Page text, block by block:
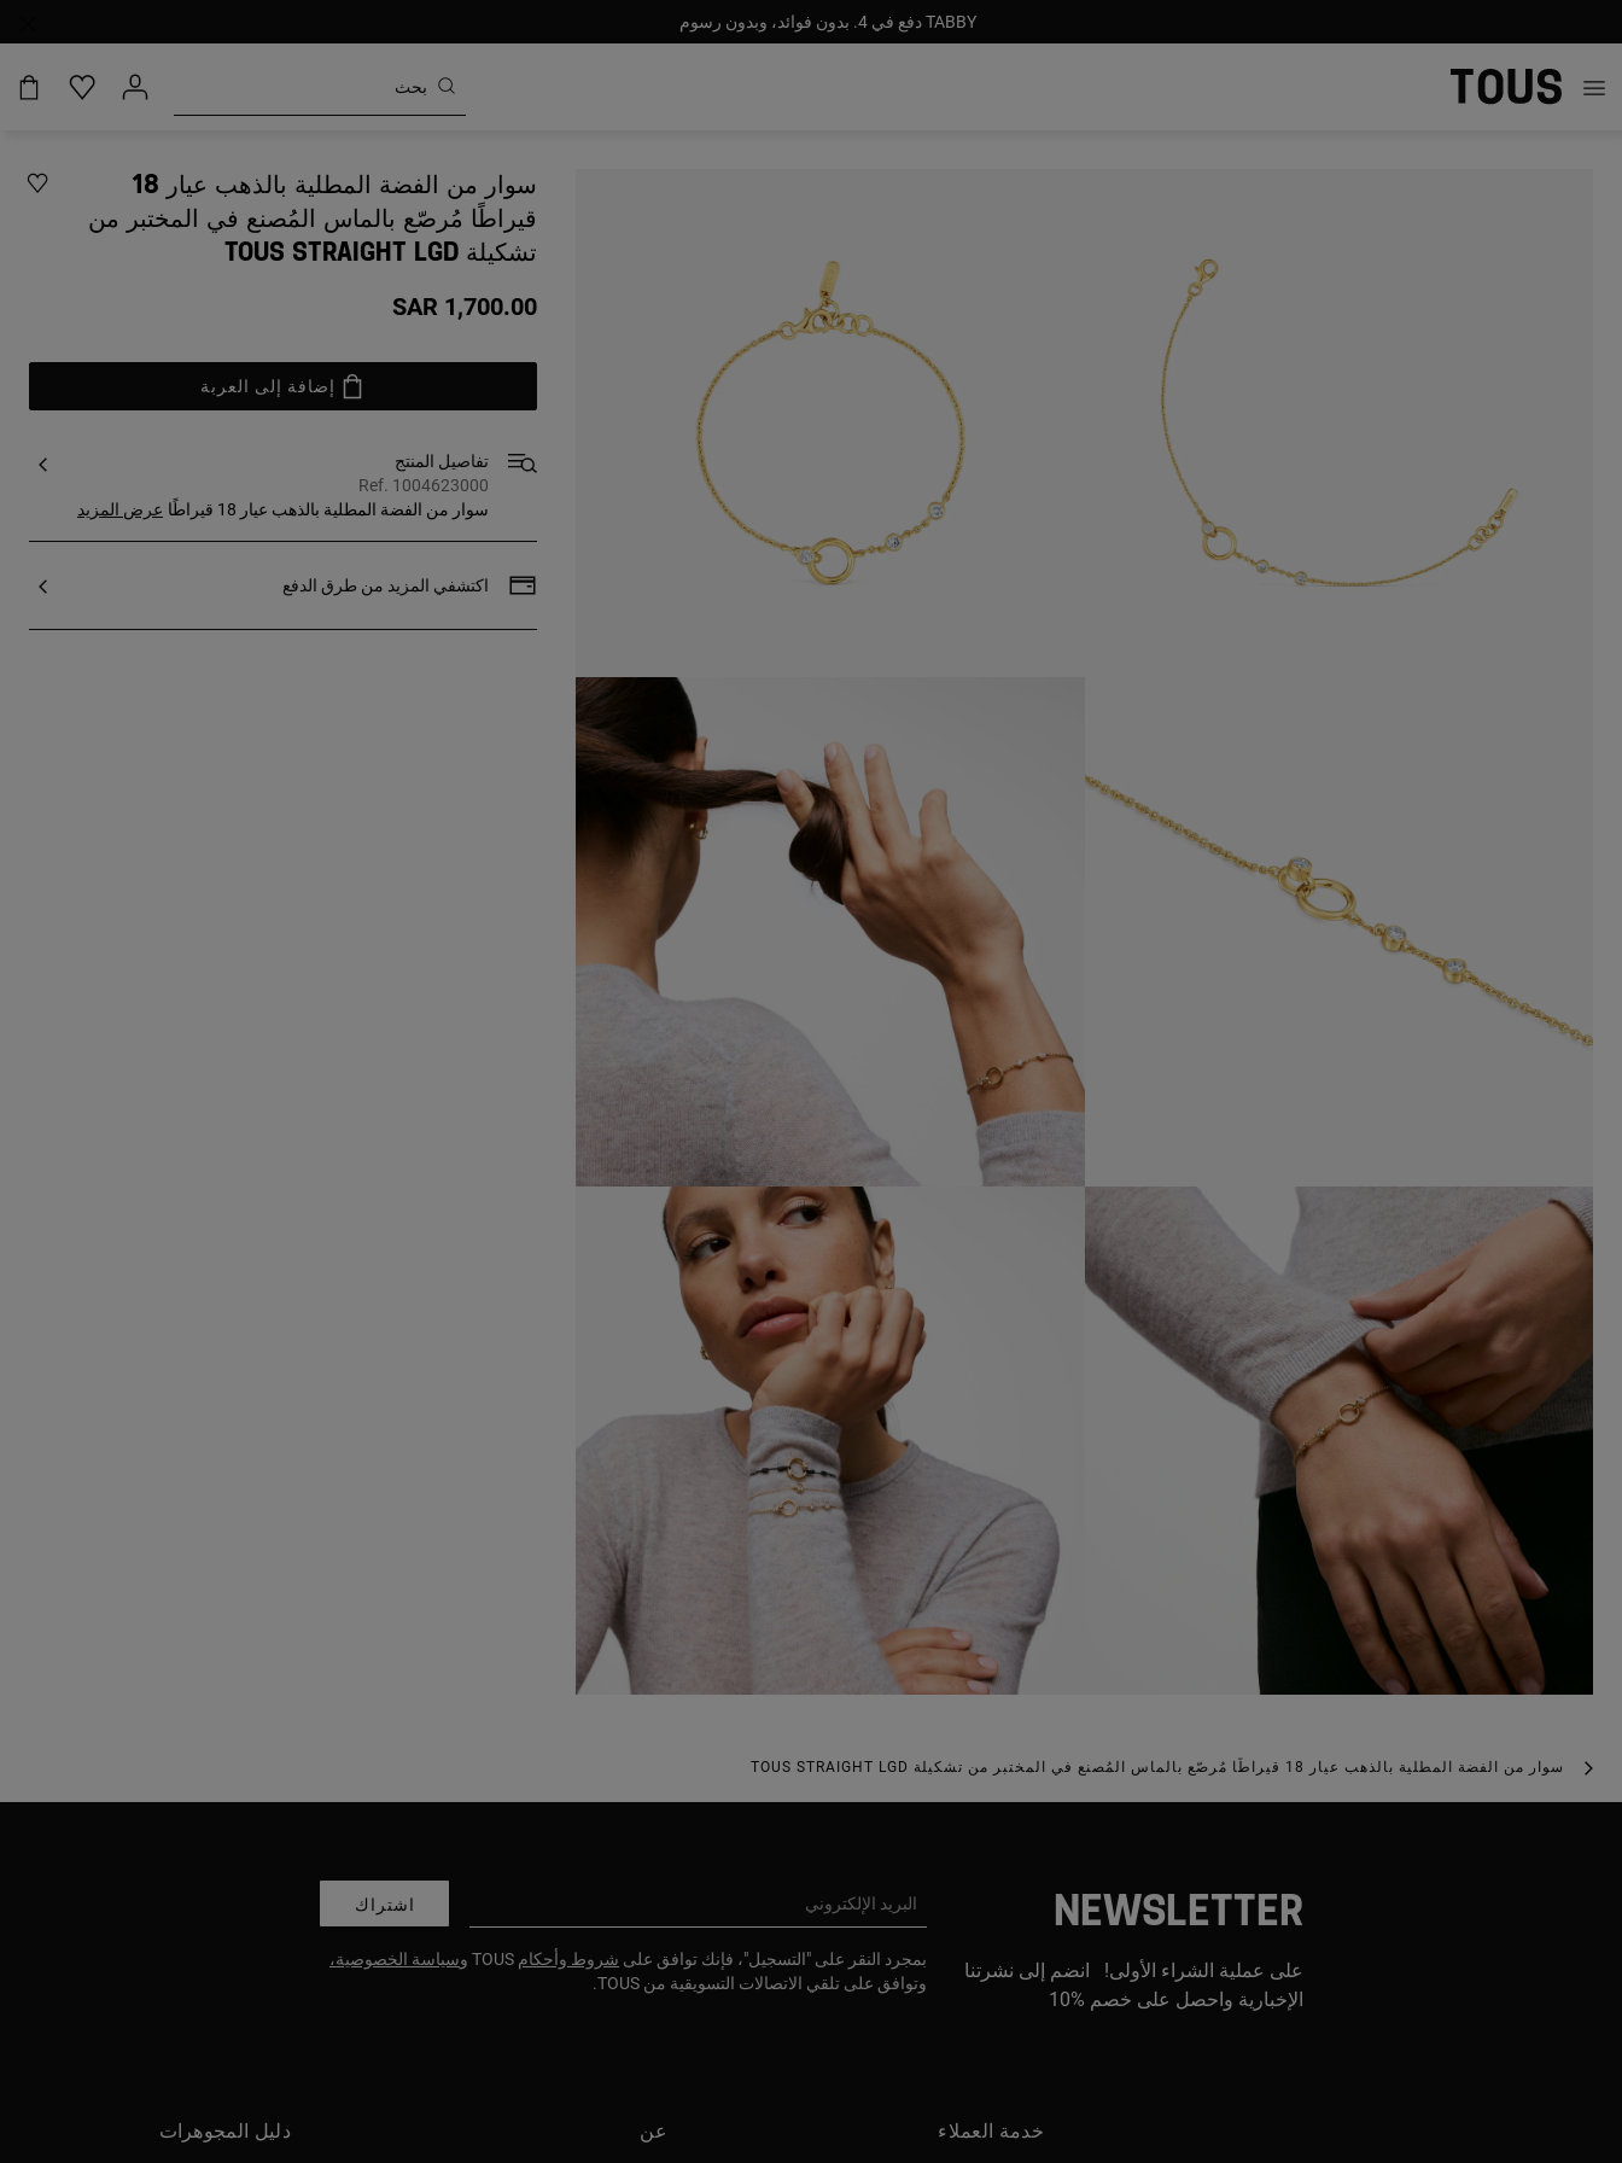
TABBY دفع في 4. بدون فوائد، وبدون رسوم
سوار من الفضة المطلية بالذهب عيار 18
قيراطًا مُرصّع بالماس المُصنع في المختبر من
تشكيلة TOUS STRAIGHT LGD
SAR 1,700.00
إضافة إلى العربة
تفاصيل المنتج
Ref. 1004623000
سوار من الفضة المطلية بالذهب عيار 18 قيراطًا
الفضة الاسترلينية ومطلية بالذهب عيار يبدأ من
عرض المزيد
اكتشفي المزيد من طرق الدفع
سوار من الفضة المطلية بالذهب عيار 18 قيراطًا مُرصّع بالماس المُصنع في المختبر من تشكيلة TOUS STRAIGHT LGD
NEWSLETTER
على عملية الشراء الأولى! انضم إلى نشرتنا
الإخبارية واحصل على خصم %10
البريد الإلكتروني اشتراك
بمجرد النقر على "التسجيل"، فإنك توافق على شروط وأحكام
سياسة الخصوصية،
وتوافق على تلقي الاتصالات التسويقية من TOUS.
خدمة العملاء عن دليل المجوهرات